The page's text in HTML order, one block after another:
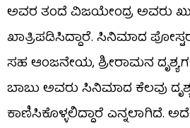
ಅವರ ತಂದೆ ವಿಜಯೇಂದ್ರ ಅವರು
ಖಾತ್ರಿಪಡಿಸಿದ್ದಾರೆ. ಸಿನಿಮಾದ
ಸಹ ಆಂಜನೇಯ, ಶ್ರೀರಾಮನ
ಬಾಬು ಅವರು ಸಿನಿಮಾದ ಕೆಲವು
ಕಾಣಿಸಿಕೊಳ್ಳಲಿದ್ದಾರೆ ಎನ್ನಲಾಗಿದೆ.